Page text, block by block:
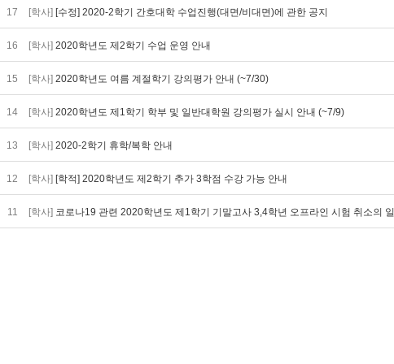
17 [학사] [수정] 2020-2학기 간호대학 수업진행(대면/비대면)에 관한 공지
16 [학사] 2020학년도 제2학기 수업 운영 안내
15 [학사] 2020학년도 여름 계절학기 강의평가 안내 (~7/30)
14 [학사] 2020학년도 제1학기 학부 및 일반대학원 강의평가 실시 안내 (~7/9)
13 [학사] 2020-2학기 휴학/복학 안내
12 [학사] [학적] 2020학년도 제2학기 추가 3학점 수강 가능 안내
11 [학사] 코로나19 관련 2020학년도 제1학기 기말고사 3,4학년 오프라인 시험 취소의 일